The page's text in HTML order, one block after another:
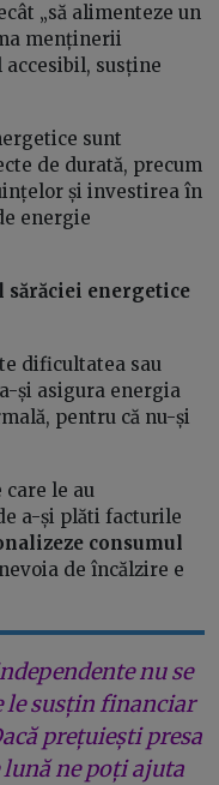
„să alimenteze un
menținerii
susține
sunt
de durată, precum
și investirea în
energie
sărăciei energetice
dificultatea sau
și asigura energia
pentru că nu-și
care le au
a-și plăti facturile
consumul
de încălzire e
nu se
susțin financiar
prețuiești presa
ne poți ajuta